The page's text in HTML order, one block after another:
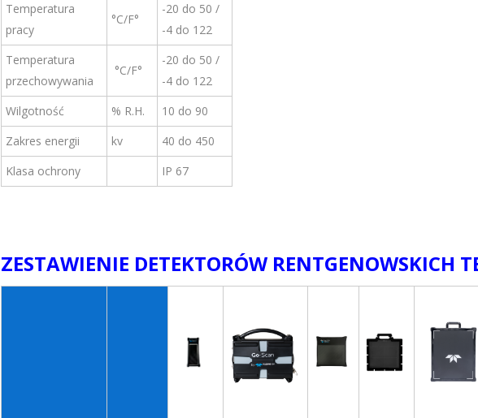
Temperatura
pracy
°C/F°
-20 do 50 /
-4 do 122
Temperatura
przechowywania
°C/F°
-20 do 50 /
-4 do 122
Wilgotność
% R.H.
10 do 90
Zakres energii
kv
40 do 450
Klasa ochrony
IP 67
ZESTAWIENIE DETEKTORÓW RENTGENOWSKICH